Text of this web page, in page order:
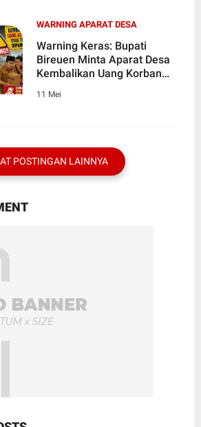
WARNING APARAT DESA
Warning Keras: Bupati
Bireuen Minta Aparat Desa
Kembalikan Uang Korban
11 Mei
POSTINGAN LAINNYA